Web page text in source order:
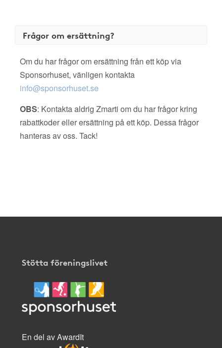
Frågor om ersättning?
Om du har frågor om ersättning från ett köp via
Sponsorhuset, vänligen kontakta
info@sponsorhuset.se
OBS: Kontakta aldrig Zmarti om du har frågor kring
rabattkoder eller ersättning på ett köp. Dessa frågor
hanteras av oss. Tack!
Stötta föreningslivet
En del av AwardIt